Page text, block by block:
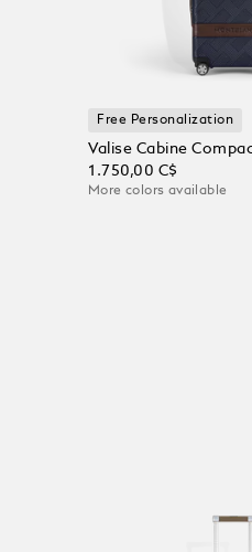
Free Personalization
Valise Cabine
1.750,00 C$
More colors available